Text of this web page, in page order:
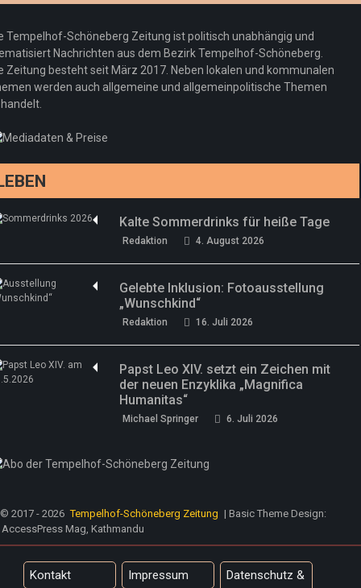
Redaktion 23. Juli 2026
Pepe Jeans London mit Summer Sale und
neuer Kollektion
Redaktion 19. Juli 2026
Woher kommt der Honig? – Neue EU-
Regeln gelten 14. Juni
drei neue Specials zur Fußball-WM
Tempelhof-Schöneberg Zeitung ist politisch unabhängig und
Nachrichten aus dem Bezirk Tempelhof-Schöneberg.
Zeitung besteht seit März 2017. Neben lokalen und kommunalen
werden auch allgemeine und allgemeinpolitische Themen
Kalte Sommerdrinks für heiße Tage
Redaktion 4. August 2026
Gelebte Inklusion: Fotoausstellung
„Wunschkind“
Redaktion 16. Juli 2026
Papst Leo XIV. setzt ein Zeichen mit
der neuen Enzyklika „Magnifica
Humanitas“
Michael Springer 6. Juli 2026
© 2017 - 2026 Tempelhof-Schöneberg Zeitung | Basic Theme Design:
AccessPress Mag, Kathmandu
Kontakt Impressum
Datenschutz &